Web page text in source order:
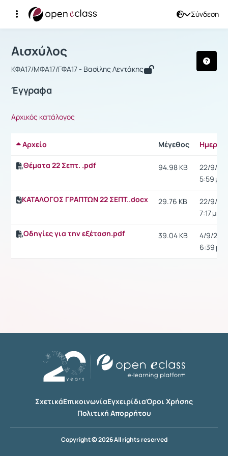
Σύνδεση
Αρχική Σελίδα
Μάθημα : Αισχύλος
Αισχύλος
KΦΑ17/ΜΦΑ17/ΓΦΑ17 - Βασίλης Λεντάκης
Έγγραφα
Αρχικός κατάλογος
Αρχείο Μέγεθος
Θέματα 22 Σεπτ. .pdf 94.98 KB
22/9/21,
5:59 μ.μ.
ΚΑΤΑΛΟΓΟΣ ΓΡΑΠΤΩΝ 22 ΣΕΠΤ..docx 29.76 KB
22/9/21,
7:17 μ.μ.
Οδηγίες για την εξέταση.pdf 39.04 KB
4/9/20,
6:39 μ.μ.
ΣχετικάΕπικοινωνίαΕγχειρίδιαΌροι Χρήσης
Πολιτική Απορρήτου
Copyright © 2026 All rights reserved